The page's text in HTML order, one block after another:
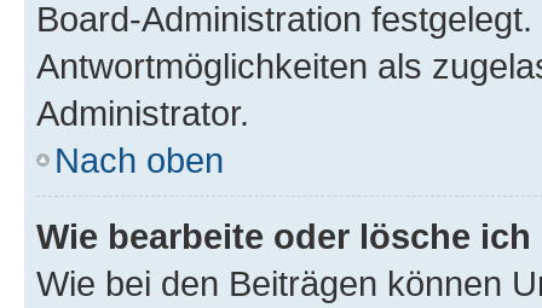
Board-Administration
Antwortmöglichkeiten als
Administrator.
Nach oben
Wie bearbeite oder lösche
Wie bei den Beiträgen können